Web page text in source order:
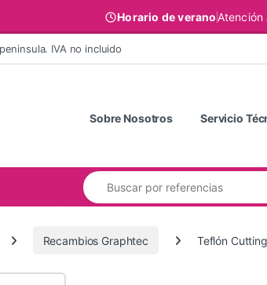
Horario de veranoAtención
IVA no incluido
Sobre Nosotros Servicio
Buscar:
Recambios Graphtec Teflón